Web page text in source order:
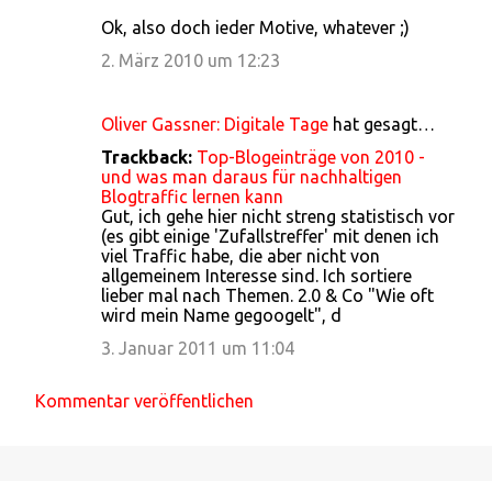
Ok, also doch ieder Motive, whatever ;)
2. März 2010 um 12:23
Oliver Gassner: Digitale Tage hat gesagt…
Trackback: Top-Blogeinträge von 2010 -
und was man daraus für nachhaltigen
Blogtraffic lernen kann
Gut, ich gehe hier nicht streng statistisch vor
(es gibt einige 'Zufallstreffer' mit denen ich
viel Traffic habe, die aber nicht von
allgemeinem Interesse sind. Ich sortiere
lieber mal nach Themen. 2.0 & Co "Wie oft
wird mein Name gegoogelt", d
3. Januar 2011 um 11:04
Kommentar veröffentlichen